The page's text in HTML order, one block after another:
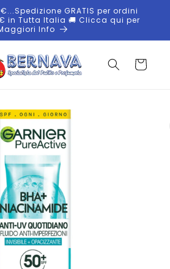
GRATIS per ordini
in Tutta Italia 🚚 Clicca qui per
Info
Carrello